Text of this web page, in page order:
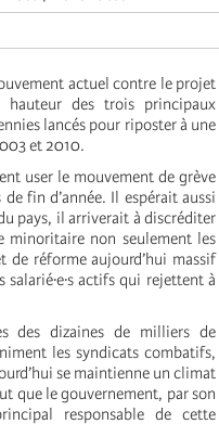
actuel contre le projet
des trois principaux
lancés pour riposter à une
et 2010.
user le mouvement de grève
fin d’année. Il espérait aussi
pays, il arriverait à discréditer
minoritaire non seulement les
de réforme aujourd’hui massif
actifs qui rejettent à
des dizaines de milliers de
les syndicats combatifs,
se maintienne un climat
que le gouvernement, par son
responsable de cette